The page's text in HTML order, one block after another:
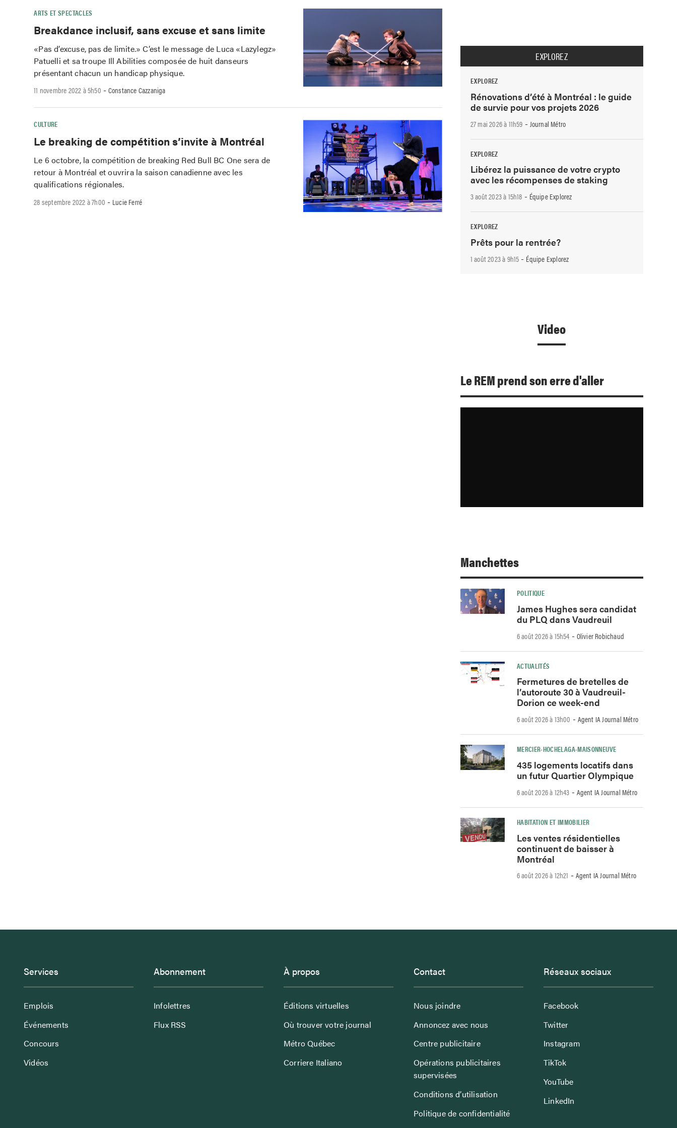
ARTS ET SPECTACLES
Breakdance inclusif, sans excuse et sans limite
«Pas d’excuse, pas de limite.» C’est le message de Luca «Lazylegz»
Patuelli et sa troupe Ill Abilities composée de huit danseurs
présentant chacun un handicap physique.
11 novembre 2022 à 5h50 -Constance Cazzaniga
CULTURE
Le breaking de compétition s’invite à Montréal
Le 6 octobre, la compétition de breaking Red Bull BC One sera de
retour à Montréal et ouvrira la saison canadienne avec les
qualifications régionales.
28 septembre 2022 à 7h00 - Lucie Ferré
EXPLOREZ
EXPLOREZ
Rénovations d’été à Montréal : le guide
de survie pour vos projets 2026
27 mai 2026 à 11h59 - Journal Métro
EXPLOREZ
Libérez la puissance de votre crypto
avec les récompenses de staking
3 août 2023 à 15h18 - Équipe Explorez
EXPLOREZ
Prêts pour la rentrée?
1 août 2023 à 9h15 - Équipe Explorez
Video
Le REM prend son erre d'aller
Manchettes
POLITIQUE
James Hughes sera candidat
du PLQ dans Vaudreuil
6 août 2026 à 15h54 -Olivier Robichaud
ACTUALITÉS
Fermetures de bretelles de
l’autoroute 30 à Vaudreuil-
Dorion ce week-end
6 août 2026 à 13h00 -Agent IA Journal Métro
MERCIER-HOCHELAGA-MAISONNEUVE
435 logements locatifs dans
un futur Quartier Olympique
6 août 2026 à 12h43 -Agent IA Journal Métro
HABITATION ET IMMOBILIER
Les ventes résidentielles
continuent de baisser à
Montréal
6 août 2026 à 12h21 -Agent IA Journal Métro
Services
Emplois
Événements
Concours
Vidéos
Abonnement
Infolettres
Flux RSS
À propos
Éditions virtuelles
Où trouver votre journal
Métro Québec
Corriere Italiano
Contact
Nous joindre
Annoncez avec nous
Centre publicitaire
Opérations publicitaires
supervisées
Conditions d’utilisation
Politique de confidentialité
Réseaux sociaux
Facebook
Twitter
Instagram
TikTok
YouTube
LinkedIn